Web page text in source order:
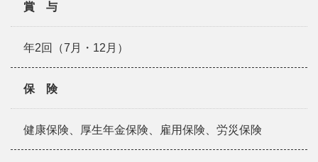
賞 与
年2回（7月・12月）
保 険
健康保険、厚生年金保険、雇用保険、労災保険